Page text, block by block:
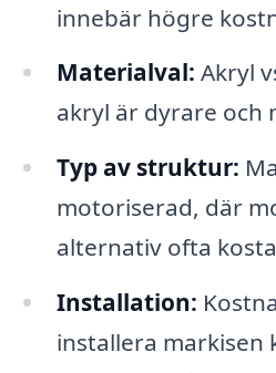
innebär högre
Materialval: Akryl
akryl är dyrare och
Typ av struktur:
motoriserad, där
alternativ ofta
Installation:
installera markisen